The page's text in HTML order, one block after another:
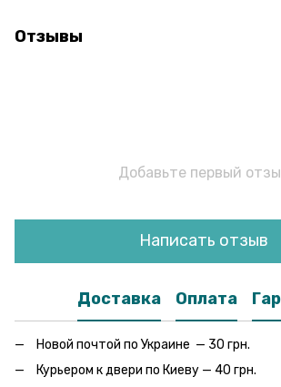
Отзывы
Добавьте первый
Написать отзыв
Доставка Оплата
Новой почтой по Украине — 30 грн.
Курьером к двери по Киеву — 40 грн.